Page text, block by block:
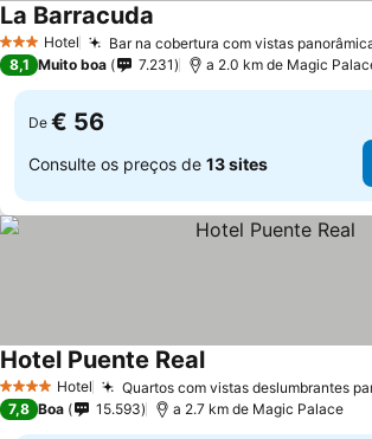
3 EstrelasHotel Bar na cobertura com vistas
La Barracuda
8,1 Muito boa 7.231 a 2.0 km de Magic
De € 56
Consulte os preços de 13 sites
4 EstrelasHotel Quartos com vistas deslumbrantes
Hotel Puente RealVer preços
7,8 Boa 15.593 a 2.7 km de Magic Palace